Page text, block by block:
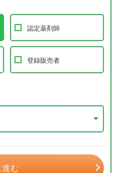
認定薬剤師
登録販売者
進む